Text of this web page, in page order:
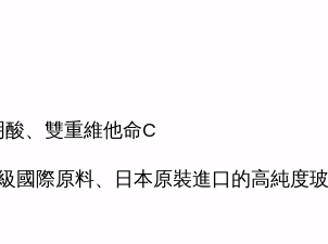
酸、雙重維他命C
國際原料、日本原裝進口的高純度